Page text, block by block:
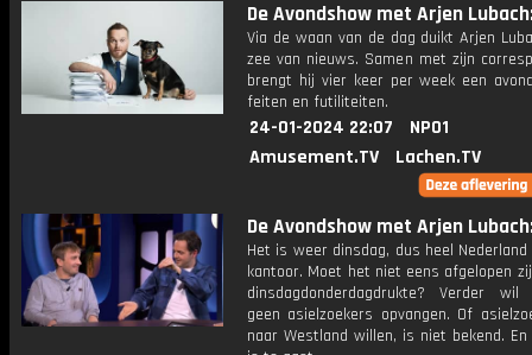
De Avondshow met Arjen
Via de waan van de dag duikt Arjen
zee van nieuws. Samen met zijn
brengt hij vier keer per week een
feiten en futiliteiten.
24-01-2024 22:07
NPO1
Amusement.TV
Lachen.TV
De Avondshow met Arjen
Het is weer dinsdag, dus heel
kantoor. Moet het niet eens afgelopen
dinsdagdonderdagdrukte? Verder wil
geen asielzoekers opvangen. Of
naar Westland willen, is niet bekend. En